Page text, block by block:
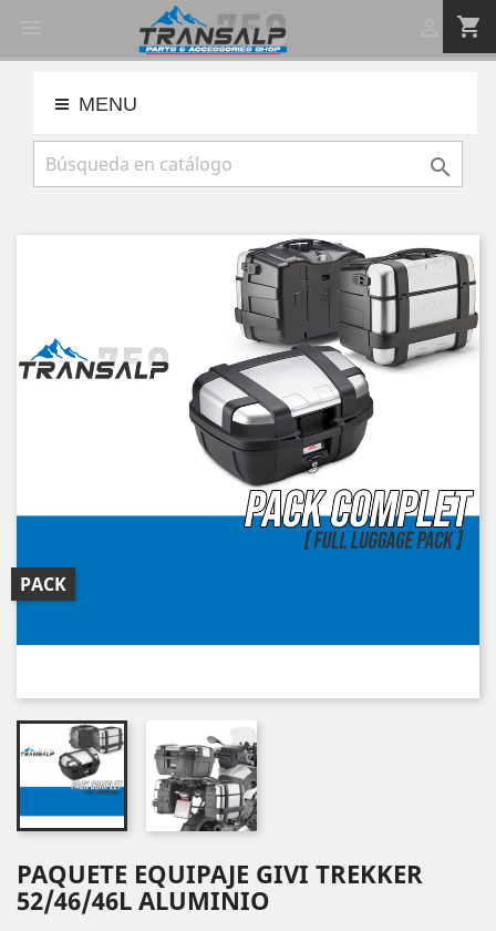
shopping_cart
MENU

PACK
PAQUETE EQUIPAJE GIVI TREKKER
52/46/46L ALUMINIO